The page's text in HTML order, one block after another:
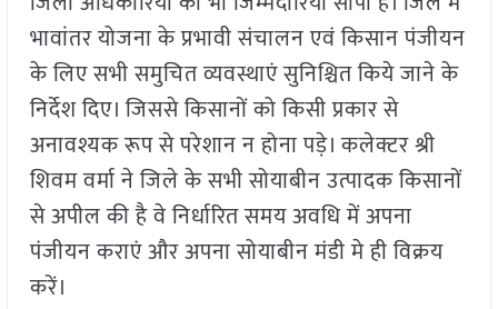
भावांतर योजना के प्रभावी संचालन एवं किसान पंजीयन
के लिए सभी समुचित व्यवस्थाएं सुनिश्चित किये जाने के
निर्देश दिए। जिससे किसानों को किसी प्रकार से
अनावश्यक रूप से परेशान न होना पड़े। कलेक्टर श्री
शिवम वर्मा ने जिले के सभी सोयाबीन उत्पादक किसानों
से अपील की है वे निर्धारित समय अवधि में अपना
पंजीयन कराएं और अपना सोयाबीन मंडी मे ही विक्रय
करें।